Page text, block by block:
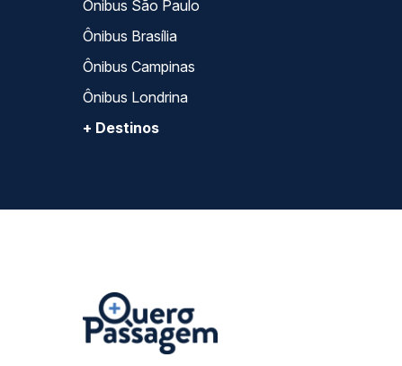
Ônibus São Paulo
Ônibus Brasília
Ônibus Campinas
Ônibus Londrina
+ Destinos